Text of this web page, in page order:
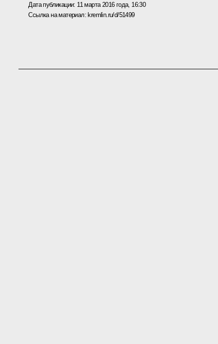
Дата публикации: 11 марта 2016 года, 16:30
Ссылка на материал: kremlin.ru/d/51499